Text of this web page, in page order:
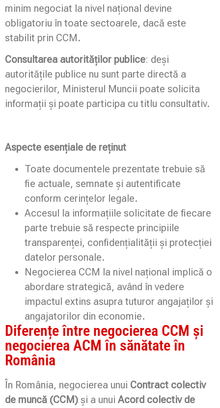
minim negociat la nivel național devine
obligatoriu în toate sectoarele, dacă este
stabilit prin CCM.
Consultarea autorităților publice: deși
autoritățile publice nu sunt parte directă a
negocierilor, Ministerul Muncii poate solicita
informații și poate participa cu titlu consultativ.
Aspecte esențiale de reținut
Toate documentele prezentate trebuie să
fie actuale, semnate și autentificate
conform cerințelor legale.
Accesul la informațiile solicitate de fiecare
parte trebuie să respecte principiile
transparenței, confidențialității și protecției
datelor personale.
Negocierea CCM la nivel național implică o
abordare strategică, având în vedere
impactul extins asupra tuturor angajaților și
angajatorilor din economie.
Diferențe între negocierea CCM și
negocierea ACM în sănătate în
România
În România, negocierea unui Contract colectiv
de muncă (CCM) și a unui Acord colectiv de